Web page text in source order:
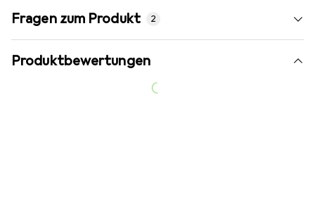
Fragen zum Produkt 2
Produktbewertungen